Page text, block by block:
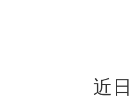
近日